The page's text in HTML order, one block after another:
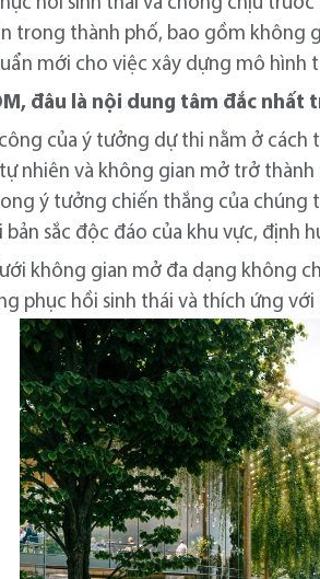
trong thành phố, bao gồm không
mới cho việc xây dựng mô hình
đâu là nội dung tâm đắc
công của ý tưởng dự thi nằm ở
nhiên và không gian mở trở
ý tưởng chiến thắng của chúng
bản sắc độc đáo của khu vực, định
không gian mở đa dạng không
phục hồi sinh thái và thích ứng